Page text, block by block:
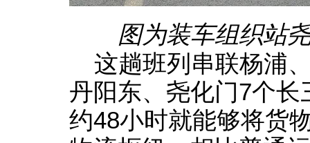
图为装车组织站
这趟班列串联杨浦
丹阳东、尧化门7个
约48小时就能够将货